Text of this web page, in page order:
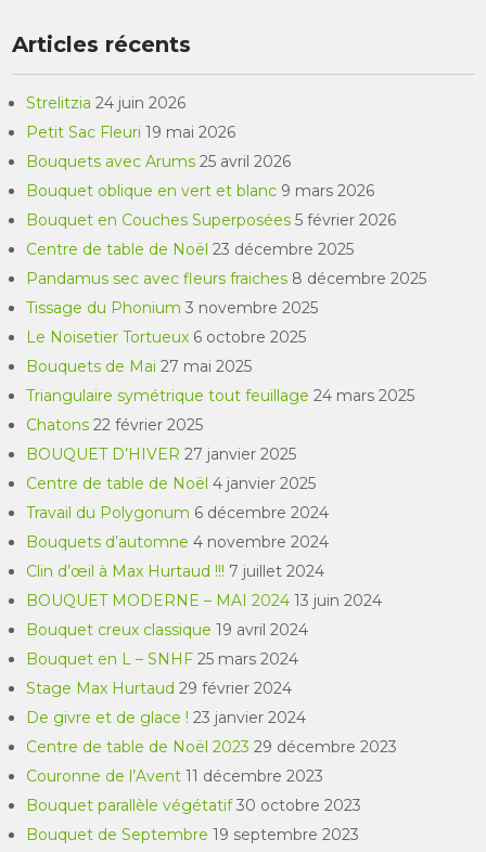
Articles récents
Strelitzia 24 juin 2026
Petit Sac Fleuri 19 mai 2026
Bouquets avec Arums 25 avril 2026
Bouquet oblique en vert et blanc 9 mars 2026
Bouquet en Couches Superposées 5 février 2026
Centre de table de Noël 23 décembre 2025
Pandamus sec avec fleurs fraiches 8 décembre 2025
Tissage du Phonium 3 novembre 2025
Le Noisetier Tortueux 6 octobre 2025
Bouquets de Mai 27 mai 2025
Triangulaire symétrique tout feuillage 24 mars 2025
Chatons 22 février 2025
BOUQUET D’HIVER 27 janvier 2025
Centre de table de Noël 4 janvier 2025
Travail du Polygonum 6 décembre 2024
Bouquets d’automne 4 novembre 2024
Clin d’œil à Max Hurtaud !!! 7 juillet 2024
BOUQUET MODERNE – MAI 2024 13 juin 2024
Bouquet creux classique 19 avril 2024
Bouquet en L – SNHF 25 mars 2024
Stage Max Hurtaud 29 février 2024
De givre et de glace ! 23 janvier 2024
Centre de table de Noël 2023 29 décembre 2023
Couronne de l’Avent 11 décembre 2023
Bouquet parallèle végétatif 30 octobre 2023
Bouquet de Septembre 19 septembre 2023